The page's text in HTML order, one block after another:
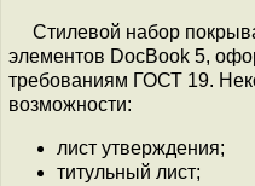
Стилевой набор
элементов DocBook 5,
требованиям ГОСТ 19.
возможности:
лист утверждения;
титульный лист;